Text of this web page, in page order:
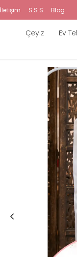
İletişim S.S.S Blog
Çeyiz Ev